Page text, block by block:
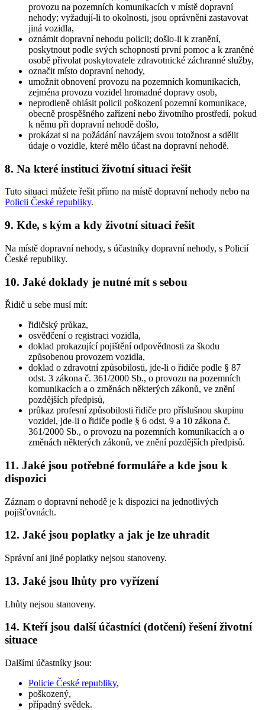
provozu na pozemních komunikacích v místě dopravní
nehody; vyžadují-li to okolnosti, jsou oprávněni zastavovat
jiná vozidla,
oznámit dopravní nehodu policii; došlo-li k zranění,
poskytnout podle svých schopností první pomoc a k zraněné
osobě přivolat poskytovatele zdravotnické záchranné služby,
označit místo dopravní nehody,
umožnit obnovení provozu na pozemních komunikacích,
zejména provozu vozidel hromadné dopravy osob,
neprodleně ohlásit policii poškození pozemní komunikace,
obecně prospěšného zařízení nebo životního prostředí, pokud
k němu při dopravní nehodě došlo,
prokázat si na požádání navzájem svou totožnost a sdělit
údaje o vozidle, které mělo účast na dopravní nehodě.
8. Na které instituci životní situaci řešit
Tuto situaci můžete řešit přímo na místě dopravní nehody nebo na
Policii České republiky.
9. Kde, s kým a kdy životní situaci řešit
Na místě dopravní nehody, s účastníky dopravní nehody, s Policií
České republiky.
10. Jaké doklady je nutné mít s sebou
Řidič u sebe musí mít:
řidičský průkaz,
osvědčení o registraci vozidla,
doklad prokazující pojištění odpovědnosti za škodu
způsobenou provozem vozidla,
doklad o zdravotní způsobilosti, jde-li o řidiče podle § 87
odst. 3 zákona č. 361/2000 Sb., o provozu na pozemních
komunikacích a o změnách některých zákonů, ve znění
pozdějších předpisů,
průkaz profesní způsobilosti řidiče pro příslušnou skupinu
vozidel, jde-li o řidiče podle § 6 odst. 9 a 10 zákona č.
361/2000 Sb., o provozu na pozemních komunikacích a o
změnách některých zákonů, ve znění pozdějších předpisů.
11. Jaké jsou potřebné formuláře a kde jsou k
dispozici
Záznam o dopravní nehodě je k dispozici na jednotlivých
pojišťovnách.
12. Jaké jsou poplatky a jak je lze uhradit
Správní ani jiné poplatky nejsou stanoveny.
13. Jaké jsou lhůty pro vyřízení
Lhůty nejsou stanoveny.
14. Kteří jsou další účastníci (dotčení) řešení životní
situace
Dalšími účastníky jsou:
Policie České republiky,
poškozený,
případný svědek.